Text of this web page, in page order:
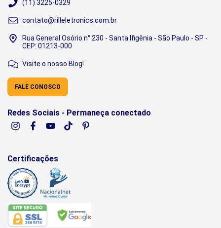
(11) 3225-0329
contato@rilleletronics.com.br
Rua General Osório n° 230 - Santa Ifigênia - São Paulo - SP -
CEP: 01213-000
Visite o nosso Blog!
FALE CONOSCO
Redes Sociais - Permaneça conectado
Certificações